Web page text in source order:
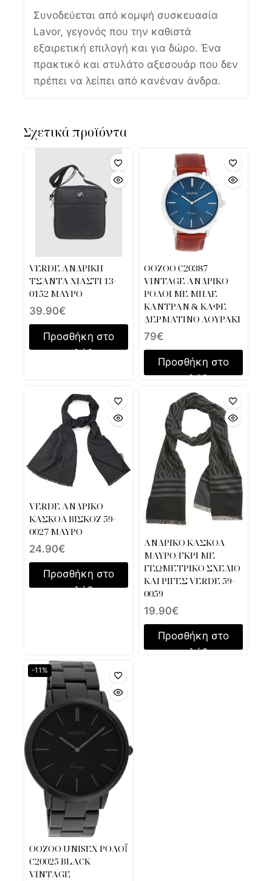
Συνοδεύεται από κομψή συσκευασία
Lavor, γεγονός που την καθιστά
εξαιρετική επιλογή και για δώρο. Ένα
πρακτικό και στυλάτο αξεσουάρ που δεν
πρέπει να λείπει από κανέναν άνδρα.
Σχετικά προϊόντα
VERDE ΑΝΔΡΙΚΗ
ΤΣΑΝΤΑ ΧΙΑΣΤΙ 13-
0152 ΜΑΥΡΟ
39.90€
Προσθήκη στο
καλάθι
OOZOO C20387
VINTAGE ΑΝΔΡΙΚΟ
ΡΟΛΟΙ ΜΕ ΜΠΛΕ
ΚΑΝΤΡΑΝ & ΚΑΦΕ
ΔΕΡΜΑΤΙΝΟ ΛΟΥΡΑΚΙ
79€
Προσθήκη στο
καλάθι
VERDE ΑΝΔΡΙΚΟ
ΚΑΣΚΟΛ ΒΙΣΚΟΖ 59-
0027 ΜΑΥΡΟ
24.90€
Προσθήκη στο
καλάθι
ΑΝΔΡΙΚΟ ΚΑΣΚΟΛ
ΜΑΥΡΟ/ΓΚΡΙ ΜΕ
ΓΕΩΜΕΤΡΙΚΟ ΣΧΕΔΙΟ
ΚΑΙ ΡΙΓΕΣ VERDE 59-
0059
19.90€
Προσθήκη στο
καλάθι
-11%
OOZOO UNISEX ΡΟΛΟΪ
C20025 BLACK
VINTAGE